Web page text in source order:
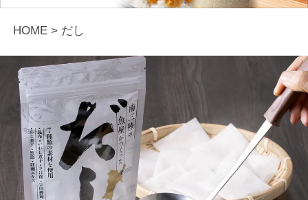
HOME だし